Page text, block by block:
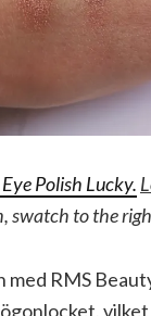
Polish Lucky.
swatch to the
med RMS